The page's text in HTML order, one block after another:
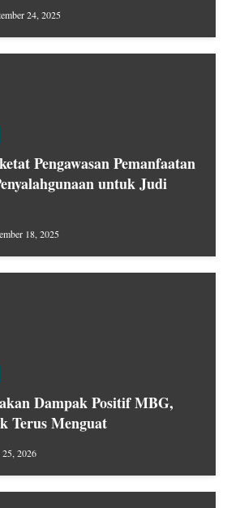
24, 2025
Pengawasan Pemanfaatan
untuk Judi
18, 2025
Dampak Positif MBG,
Terus Menguat
25, 2026